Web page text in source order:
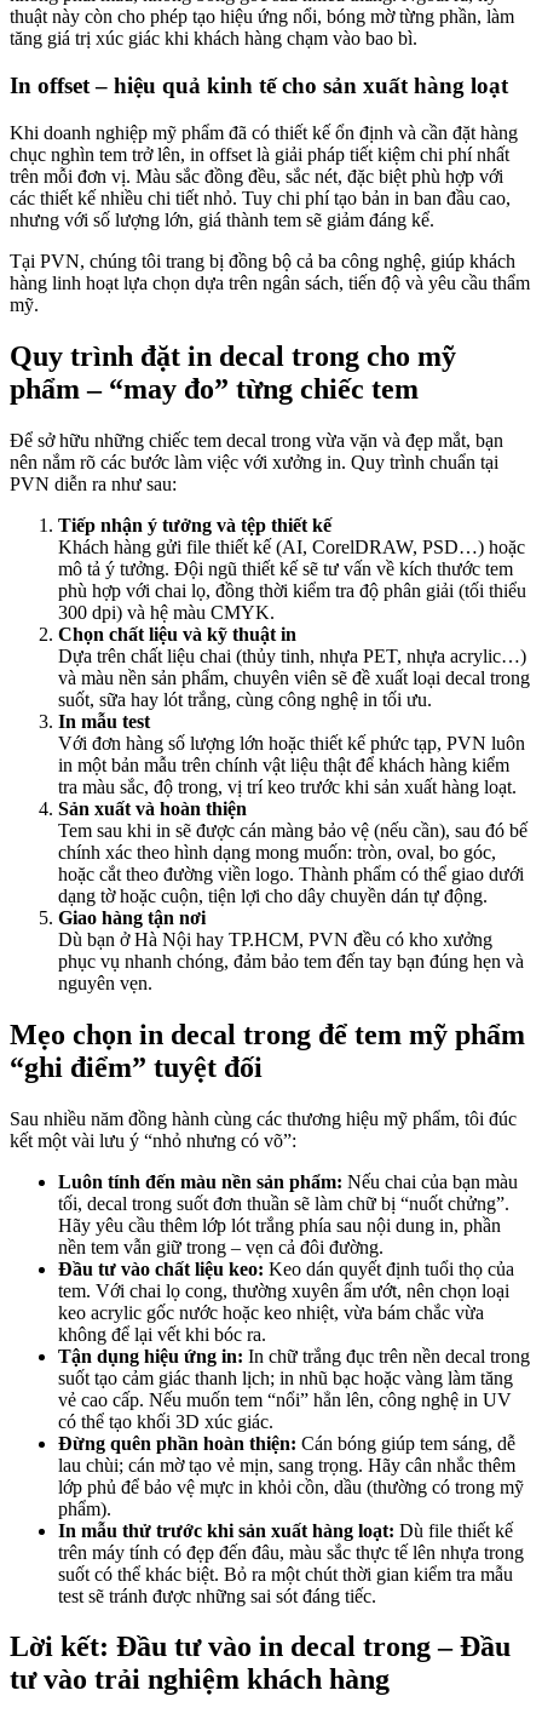
thuật này còn cho phép tạo hiệu ứng nổi, bóng mờ từng phần, làm
tăng giá trị xúc giác khi khách hàng chạm vào bao bì.
In offset – hiệu quả kinh tế cho sản xuất hàng loạt
Khi doanh nghiệp mỹ phẩm đã có thiết kế ổn định và cần đặt hàng
chục nghìn tem trở lên, in offset là giải pháp tiết kiệm chi phí nhất
trên mỗi đơn vị. Màu sắc đồng đều, sắc nét, đặc biệt phù hợp với
các thiết kế nhiều chi tiết nhỏ. Tuy chi phí tạo bản in ban đầu cao,
nhưng với số lượng lớn, giá thành tem sẽ giảm đáng kể.
Tại PVN, chúng tôi trang bị đồng bộ cả ba công nghệ, giúp khách
hàng linh hoạt lựa chọn dựa trên ngân sách, tiến độ và yêu cầu thẩm
mỹ.
Quy trình đặt in decal trong cho mỹ
phẩm – “may đo” từng chiếc tem
Để sở hữu những chiếc tem decal trong vừa vặn và đẹp mắt, bạn
nên nắm rõ các bước làm việc với xưởng in. Quy trình chuẩn tại
PVN diễn ra như sau:
Tiếp nhận ý tưởng và tệp thiết kế
Khách hàng gửi file thiết kế (AI, CorelDRAW, PSD…) hoặc
mô tả ý tưởng. Đội ngũ thiết kế sẽ tư vấn về kích thước tem
phù hợp với chai lọ, đồng thời kiểm tra độ phân giải (tối thiểu
300 dpi) và hệ màu CMYK.
Chọn chất liệu và kỹ thuật in
Dựa trên chất liệu chai (thủy tinh, nhựa PET, nhựa acrylic…)
và màu nền sản phẩm, chuyên viên sẽ đề xuất loại decal trong
suốt, sữa hay lót trắng, cùng công nghệ in tối ưu.
In mẫu test
Với đơn hàng số lượng lớn hoặc thiết kế phức tạp, PVN luôn
in một bản mẫu trên chính vật liệu thật để khách hàng kiểm
tra màu sắc, độ trong, vị trí keo trước khi sản xuất hàng loạt.
Sản xuất và hoàn thiện
Tem sau khi in sẽ được cán màng bảo vệ (nếu cần), sau đó bế
chính xác theo hình dạng mong muốn: tròn, oval, bo góc,
hoặc cắt theo đường viền logo. Thành phẩm có thể giao dưới
dạng tờ hoặc cuộn, tiện lợi cho dây chuyền dán tự động.
Giao hàng tận nơi
Dù bạn ở Hà Nội hay TP.HCM, PVN đều có kho xưởng
phục vụ nhanh chóng, đảm bảo tem đến tay bạn đúng hẹn và
nguyên vẹn.
Mẹo chọn in decal trong để tem mỹ phẩm
“ghi điểm” tuyệt đối
Sau nhiều năm đồng hành cùng các thương hiệu mỹ phẩm, tôi đúc
kết một vài lưu ý “nhỏ nhưng có võ”:
Luôn tính đến màu nền sản phẩm: Nếu chai của bạn màu
tối, decal trong suốt đơn thuần sẽ làm chữ bị “nuốt chửng”.
Hãy yêu cầu thêm lớp lót trắng phía sau nội dung in, phần
nền tem vẫn giữ trong – vẹn cả đôi đường.
Đầu tư vào chất liệu keo: Keo dán quyết định tuổi thọ của
tem. Với chai lọ cong, thường xuyên ẩm ướt, nên chọn loại
keo acrylic gốc nước hoặc keo nhiệt, vừa bám chắc vừa
không để lại vết khi bóc ra.
Tận dụng hiệu ứng in: In chữ trắng đục trên nền decal trong
suốt tạo cảm giác thanh lịch; in nhũ bạc hoặc vàng làm tăng
vẻ cao cấp. Nếu muốn tem “nổi” hẳn lên, công nghệ in UV
có thể tạo khối 3D xúc giác.
Đừng quên phần hoàn thiện: Cán bóng giúp tem sáng, dễ
lau chùi; cán mờ tạo vẻ mịn, sang trọng. Hãy cân nhắc thêm
lớp phủ để bảo vệ mực in khỏi cồn, dầu (thường có trong mỹ
phẩm).
In mẫu thử trước khi sản xuất hàng loạt: Dù file thiết kế
trên máy tính có đẹp đến đâu, màu sắc thực tế lên nhựa trong
suốt có thể khác biệt. Bỏ ra một chút thời gian kiểm tra mẫu
test sẽ tránh được những sai sót đáng tiếc.
Lời kết: Đầu tư vào in decal trong – Đầu
tư vào trải nghiệm khách hàng